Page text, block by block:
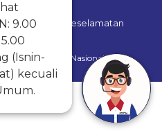
9.00
(Isnin-
kecuali
Privasi & Keselamatan
© 2025
Tinggi Nasional